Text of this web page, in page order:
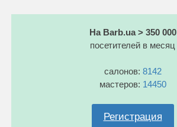
На Barb.ua > 350 000
посетителей в месяц
салонов: 8142
мастеров: 14450
Регистрация